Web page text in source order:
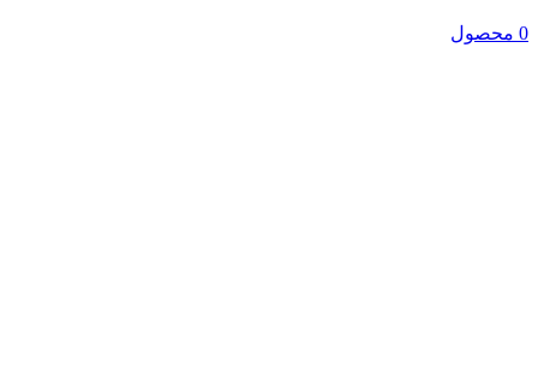
0 محصول